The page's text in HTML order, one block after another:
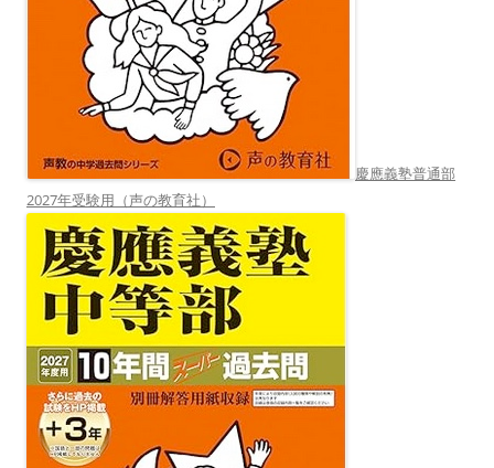
慶應義塾普通部
2027年受験用（声の教育社）